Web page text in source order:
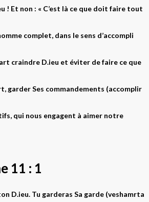
! Et non : « C’est là ce que doit faire tout
complet, dans le sens d’accompli
craindre D.ieu et éviter de faire ce que
garder Ses commandements (accomplir
qui nous engagent à aimer notre
11 : 1
D.ieu. Tu garderas Sa garde (veshamrta